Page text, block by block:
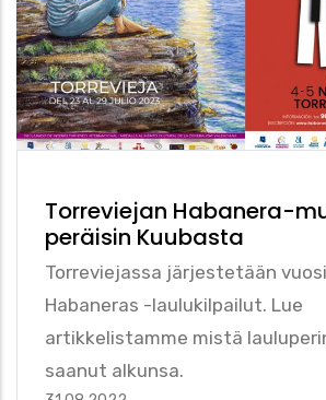
Torreviejan Habanera-
peräisin Kuubasta
Torreviejassa järjestetään
Habaneras -laulukilpailut. Lue
artikkelistamme mistä
saanut alkunsa.